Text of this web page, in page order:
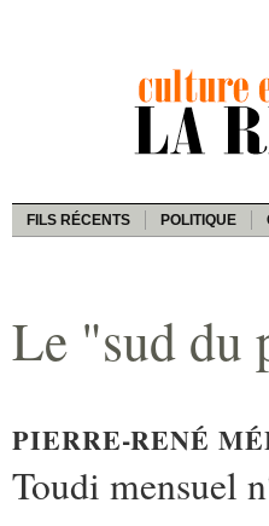
FILS RÉCENTS POLITIQUE
Le "sud du
PIERRE-RENÉ
Toudi mensuel